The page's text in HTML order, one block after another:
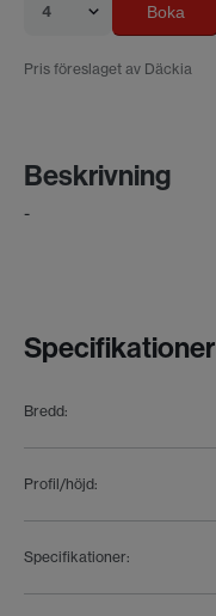
4 Boka
Pris föreslaget av Däckia
Beskrivning
-
Specifikationer
Bredd:
Profil/höjd:
Specifikationer: